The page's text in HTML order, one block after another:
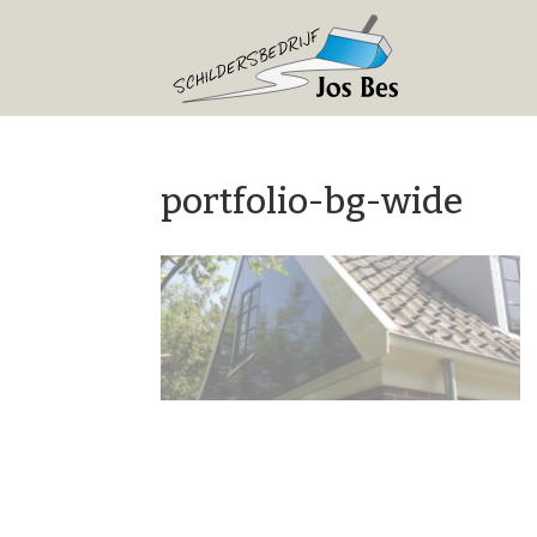
portfolio-bg-wide